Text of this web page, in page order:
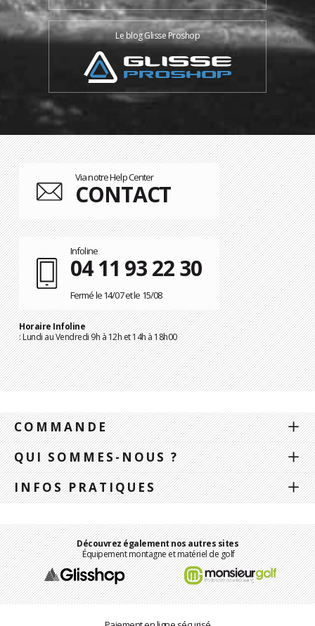
Le blog Glisse Proshop
Via notre Help Center
CONTACT
Infoline
04 11 93 22 30
Fermé le 14/07 et le 15/08
Horaire Infoline
: Lundi au Vendredi 9h à 12h et 14h à 18h00
COMMANDE
QUI SOMMES-NOUS ?
INFOS PRATIQUES
Découvrez également nos autres sites
Équipement montagne et matériel de golf